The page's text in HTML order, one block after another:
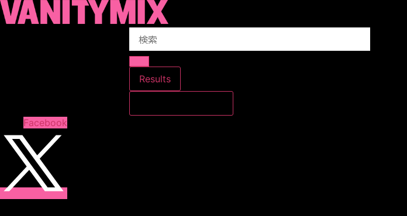
コ
ン
プ
Search
Results
Facebook